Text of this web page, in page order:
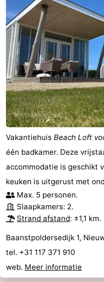
Vakantiehuis Beach Loft
één badkamer. Deze
accommodatie is geschikt
keuken is uitgerust met
Max. 5 personen.
Slaapkamers: 2.
Strand afstand: ±1,1 km.
Baanstpoldersedijk 1,
tel. +31 117 371 910
web. Meer informatie